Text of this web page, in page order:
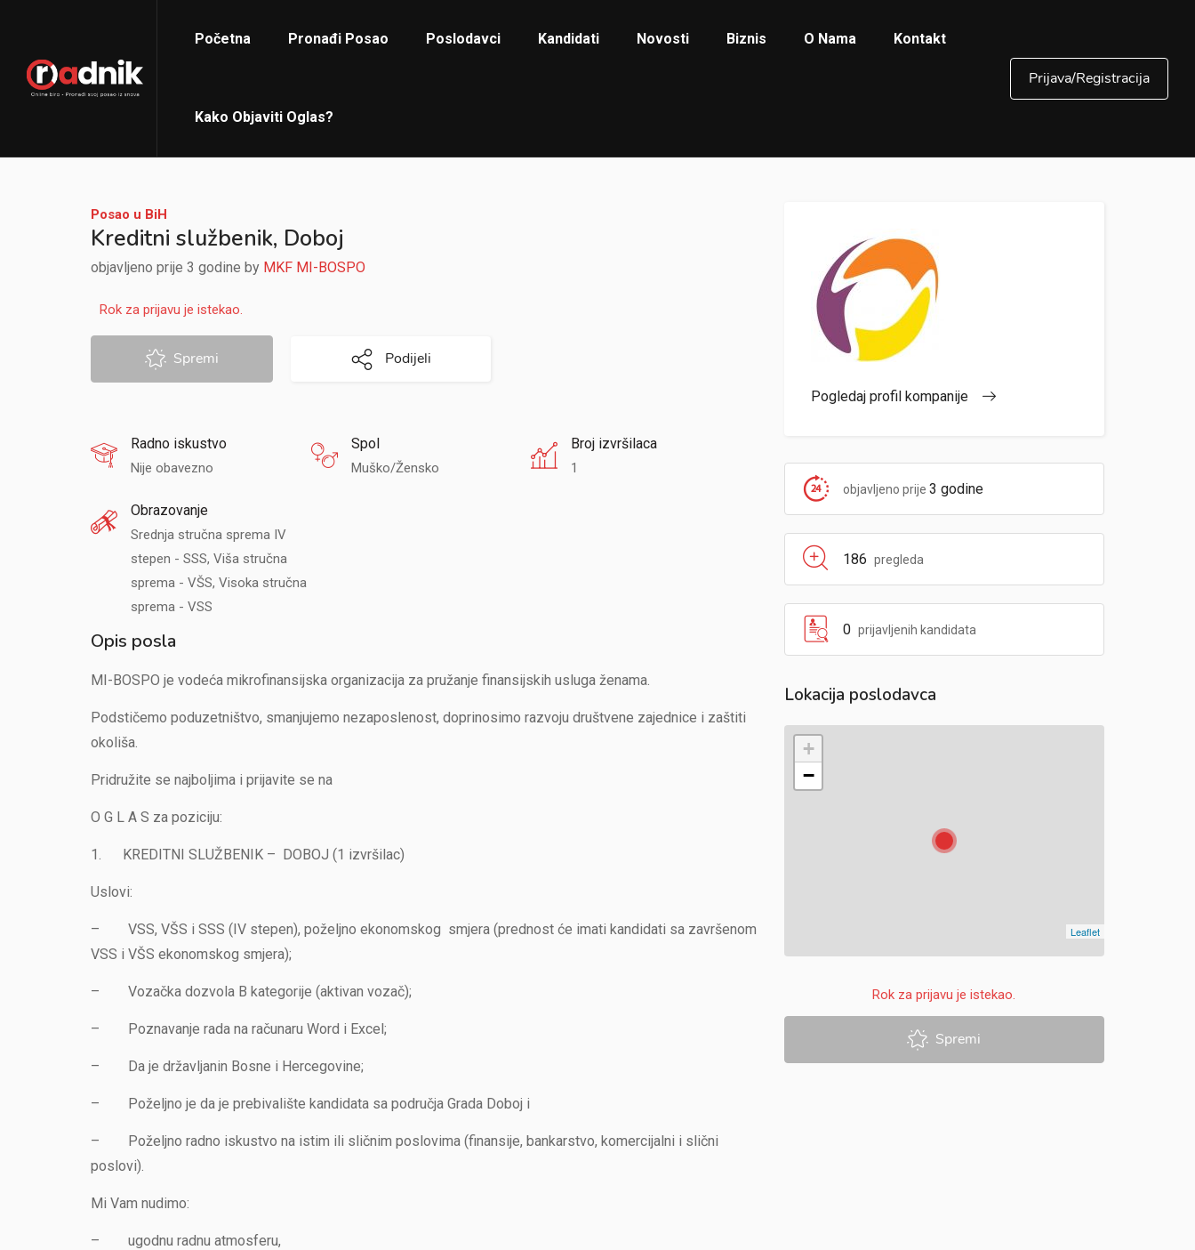
Početna Pronađi Posao Poslodavci Kandidati Novosti Biznis O Nama Kontakt
Kako Objaviti Oglas?
Prijava/Registracija
Posao u BiH
Kreditni službenik, Doboj
objavljeno prije 3 godine by MKF MI-BOSPO
Rok za prijavu je istekao.
Spremi Podijeli
Radno iskustvo
Nije obavezno
Spol
Muško/Žensko
Broj izvršilaca
1
Obrazovanje
Srednja stručna sprema IV
stepen - SSS, Viša stručna
sprema - VŠS, Visoka stručna
sprema - VSS
Opis posla
MI-BOSPO je vodeća mikrofinansijska organizacija za pružanje finansijskih usluga ženama.
Podstičemo poduzetništvo, smanjujemo nezaposlenost, doprinosimo razvoju društvene zajednice i zaštiti
okoliša.
Pridružite se najboljima i prijavite se na
O G L A S za poziciju:
1. KREDITNI SLUŽBENIK – DOBOJ (1 izvršilac)
Uslovi:
– VSS, VŠS i SSS (IV stepen), poželjno ekonomskog smjera (prednost će imati kandidati sa završenom
VSS i VŠS ekonomskog smjera);
– Vozačka dozvola B kategorije (aktivan vozač);
– Poznavanje rada na računaru Word i Excel;
– Da je državljanin Bosne i Hercegovine;
– Poželjno je da je prebivalište kandidata sa područja Grada Doboj i
– Poželjno radno iskustvo na istim ili sličnim poslovima (finansije, bankarstvo, komercijalni i slični
poslovi).
Mi Vam nudimo:
– ugodnu radnu atmosferu,
Pogledaj profil kompanije
objavljeno prije 3 godine
186 pregleda
0 prijavljenih kandidata
Lokacija poslodavca
+
−
Leaflet
Rok za prijavu je istekao.
Spremi